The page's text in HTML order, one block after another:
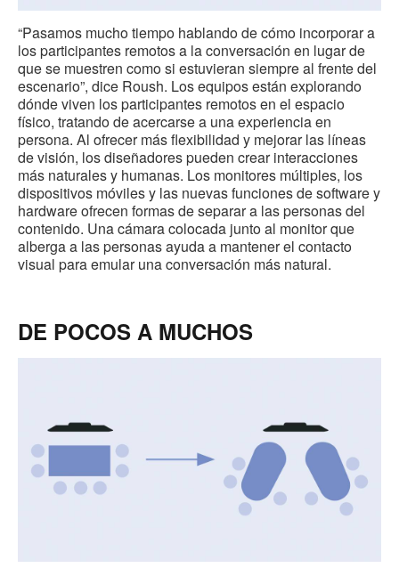
“Pasamos mucho tiempo hablando de cómo incorporar a
los participantes remotos a la conversación en lugar de
que se muestren como si estuvieran siempre al frente del
escenario”, dice Roush. Los equipos están explorando
dónde viven los participantes remotos en el espacio
físico, tratando de acercarse a una experiencia en
persona. Al ofrecer más flexibilidad y mejorar las líneas
de visión, los diseñadores pueden crear interacciones
más naturales y humanas. Los monitores múltiples, los
dispositivos móviles y las nuevas funciones de software y
hardware ofrecen formas de separar a las personas del
contenido. Una cámara colocada junto al monitor que
alberga a las personas ayuda a mantener el contacto
visual para emular una conversación más natural.
DE POCOS A MUCHOS